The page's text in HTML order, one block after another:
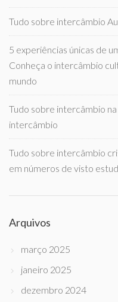
Tudo sobre intercâmbio
5 experiências únicas de
Conheça o intercâmbio
mundo
Tudo sobre intercâmbio na
intercâmbio
Tudo sobre intercâmbio
em números de visto
Arquivos
março 2025
janeiro 2025
dezembro 2024